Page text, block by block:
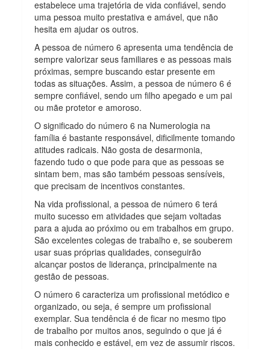
estabelece uma trajetória de vida confiável, sendo
uma pessoa muito prestativa e amável, que não
hesita em ajudar os outros.
A pessoa de número 6 apresenta uma tendência de
sempre valorizar seus familiares e as pessoas mais
próximas, sempre buscando estar presente em
todas as situações. Assim, a pessoa de número 6 é
sempre confiável, sendo um filho apegado e um pai
ou mãe protetor e amoroso.
O significado do número 6 na Numerologia na
família é bastante responsável, dificilmente tomando
atitudes radicais. Não gosta de desarmonia,
fazendo tudo o que pode para que as pessoas se
sintam bem, mas são também pessoas sensíveis,
que precisam de incentivos constantes.
Na vida profissional, a pessoa de número 6 terá
muito sucesso em atividades que sejam voltadas
para a ajuda ao próximo ou em trabalhos em grupo.
São excelentes colegas de trabalho e, se souberem
usar suas próprias qualidades, conseguirão
alcançar postos de liderança, principalmente na
gestão de pessoas.
O número 6 caracteriza um profissional metódico e
organizado, ou seja, é sempre um profissional
exemplar. Sua tendência é de ficar no mesmo tipo
de trabalho por muitos anos, seguindo o que já é
mais conhecido e estável, em vez de assumir riscos.